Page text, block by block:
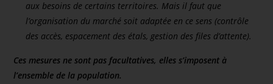
aux besoins de certains territoires. Mais il faut que
l’organisation du marché soit adaptée en ce sens (contrôle
des accès, espacement des étals, gestion des files d’attente).
Ces mesures ne sont pas facultatives, elles s’imposent à
l’ensemble de la population.